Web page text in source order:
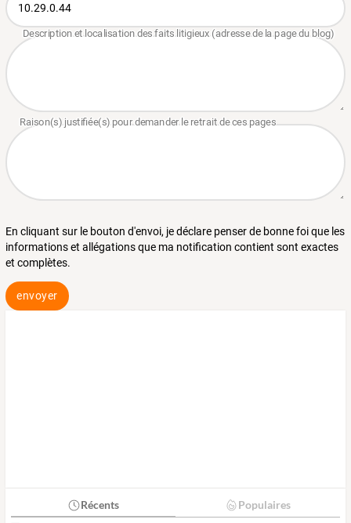
En cliquant sur le bouton d'envoi, je déclare penser de bonne foi que les
informations et allégations que ma notification contient sont exactes
et complètes.
envoyer
Récents Populaires